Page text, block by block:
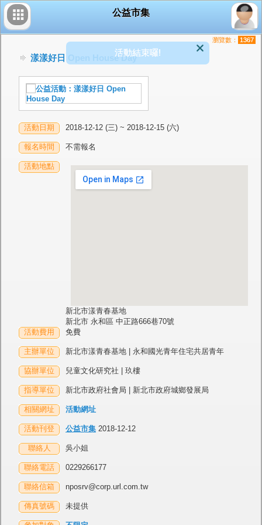
公益市集
活動結束囉!
漾漾好日 Open House Day
瀏覽數： 1367
活動日期 2018-12-12 (三) ~ 2018-12-15 (六)
報名時間 不需報名
活動地點
新北市漾青春基地
新北市 永和區 中正路666巷70號
活動費用
免費
主辦單位 新北市漾青春基地 | 永和國光青年住宅共居青年
協辦單位 兒童文化研究社 | 玖樓
指導單位 新北市政府社會局 | 新北市政府城鄉發展局
相關網址 活動網址
活動刊登 公益市集 2018-12-12
聯絡人 吳小姐
聯絡電話 0229266177
聯絡信箱 nposrv@corp.url.com.tw
傳真號碼 未提供